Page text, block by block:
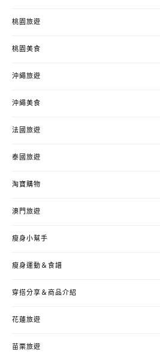
桃園旅遊
桃園美食
沖繩旅遊
沖繩美食
法國旅遊
泰國旅遊
淘寶購物
澳門旅遊
瘦身小幫手
瘦身運動＆食譜
穿搭分享＆商品介紹
花蓮旅遊
苗栗旅遊